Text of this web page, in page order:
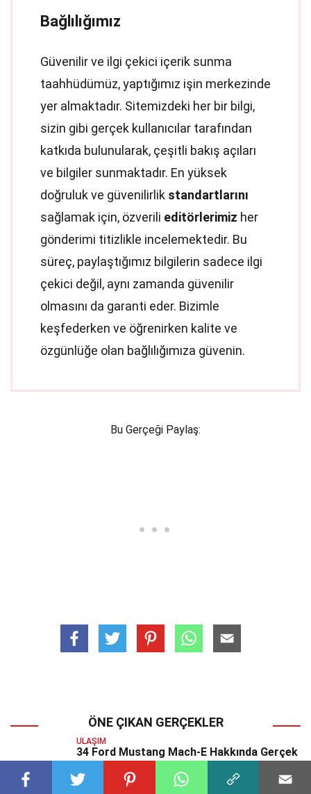
Bağlılığımız
Güvenilir ve ilgi çekici içerik sunma
taahhüdümüz, yaptığımız işin merkezinde
yer almaktadır. Sitemizdeki her bir bilgi,
sizin gibi gerçek kullanıcılar tarafından
katkıda bulunularak, çeşitli bakış açıları
ve bilgiler sunmaktadır. En yüksek
doğruluk ve güvenilirlik standartlarını
sağlamak için, özverili editörlerimiz her
gönderimi titizlikle incelemektedir. Bu
süreç, paylaştığımız bilgilerin sadece ilgi
çekici değil, aynı zamanda güvenilir
olmasını da garanti eder. Bizimle
keşfederken ve öğrenirken kalite ve
özgünlüğe olan bağlılığımıza güvenin.
Bu Gerçeği Paylaş:
ÖNE ÇIKAN GERÇEKLER
ULAŞIM
34 Ford Mustang Mach-E Hakkında Gerçek